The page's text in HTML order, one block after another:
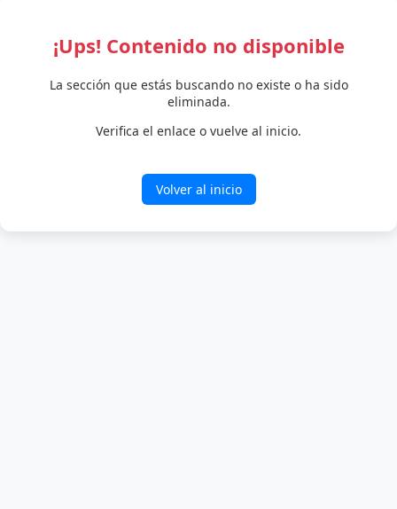
¡Ups! Contenido no disponible
La sección que estás buscando no existe o ha sido
eliminada.
Verifica el enlace o vuelve al inicio.
Volver al inicio